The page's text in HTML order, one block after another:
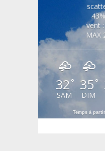
vent
MAX
32°
SAM
35°
DIM
Temps à